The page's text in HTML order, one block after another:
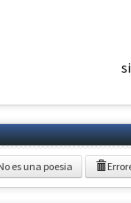
es una poesia